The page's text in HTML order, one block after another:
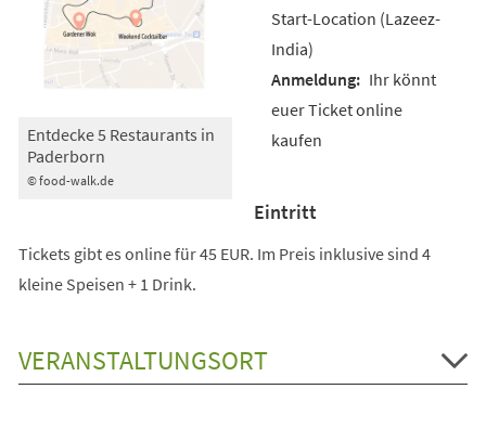
© food-walk.de
Entdecke 5 Restaurants in
Paderborn
Start-Location (Lazeez-
India)
Ihr könnt
euer Ticket online
kaufen
Eintritt
Tickets gibt es online für 45 EUR. Im Preis inklusive sind 4
kleine Speisen + 1 Drink.
VERANSTALTUNGSORT